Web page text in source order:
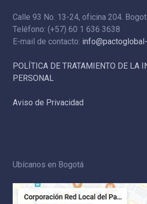
Calle 93 No. 13-24, oficina 204.
Teléfono: (+57) 60 1 636 3638
E-mail de contacto:
POLÍTICA DE TRATAMIENTO DE LA
PERSONAL
Aviso de Privacidad
Ubícanos en Bogotá